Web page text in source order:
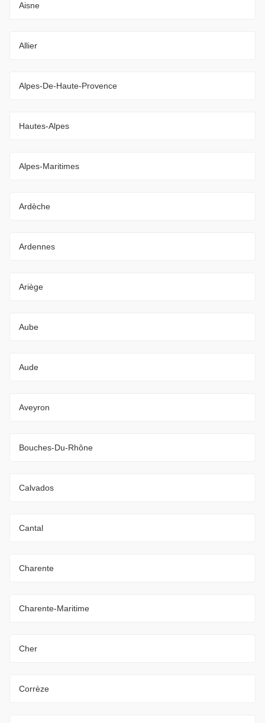
Aisne
Allier
Alpes-De-Haute-Provence
Hautes-Alpes
Alpes-Maritimes
Ardèche
Ardennes
Ariège
Aube
Aude
Aveyron
Bouches-Du-Rhône
Calvados
Cantal
Charente
Charente-Maritime
Cher
Corrèze